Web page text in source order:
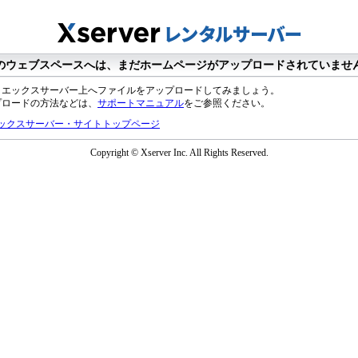
ウェブスペースへは、まだホームページがアップロードされていませ
ックスサーバー上へファイルをアップロードしてみましょう。
ードの方法などは、 サポートマニュアルをご参照ください。
クスサーバー・サイトトップページ
Copyright © Xserver Inc. All Rights Reserved.